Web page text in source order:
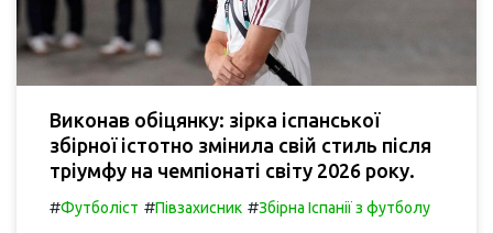
Виконав обіцянку: зірка іспанської
збірної істотно змінила свій стиль після
тріумфу на чемпіонаті світу 2026 року.
#Футболіст #Півзахисник #Збірна Іспанії з футболу